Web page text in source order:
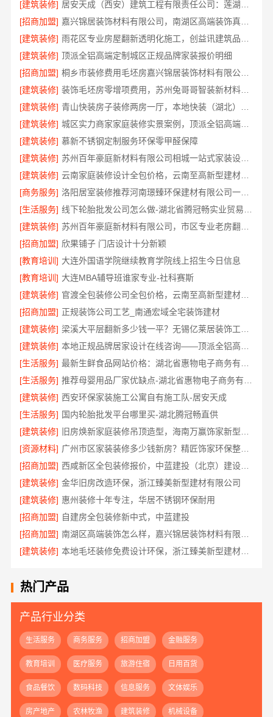
[建筑装修]
[招商加盟]
嘉兴锦居装饰材料有限公司，南湖区高端装饰真实评测
[建筑装修]
[建筑装修] 顶派全铝高端定制城区正规品牌家装报价明细
[招商加盟]
桐乡市装修费用毛坯房嘉兴锦居装饰材料有限公司闭口合同透明报价
[建筑装修]
装饰毛坯房零增项费用，苏州兔哥哥智装新材料透明预算无套路
[建筑装修]
[建筑装修]
城区实力商家家庭装修实景案例，顶派全铝高端定制
[建筑装修] 慕新不锈钢定制服务环保零甲醛保障
[建筑装修]
苏州百年豪庭新材料有限公司相城一站式家装设计价
[建筑装修]
云南家庭装修设计全包价格，云南至高新型建材有限公司
[商务服务]
洛阳居室装修推荐河南璟臻环保建材有限公司一站式服务
[生活服务]
[建筑装修]
[招商加盟] 欣果铺子 门店设计十分新颖
[教育培训] 大连外国语学院继续教育学院线上招生今日信息
[教育培训] 大连MBA辅导班谁家专业-社科赛斯
[建筑装修]
官渡全包装修公司全包价格，云南至高新型建材有限公司
[招商加盟] 正规装饰公司工艺_南通宏域全宅装饰建材
[建筑装修]
[建筑装修]
[生活服务]
[生活服务]
[建筑装修] 西安环保家装施工公寓自有施工队-居安天成
[生活服务] 国内轮胎批发平台哪里买-湖北腾冠畅直供
[建筑装修]
[资源材料]
广州市区家装装修多少钱新房？精匠饰家环保整装方案
[招商加盟]
西咸新区全包装修报价，中蓝建投（北京）建设有限公司武功分公司透明
[建筑装修] 金华旧房改造环保，浙江臻美新型建材有限公司
[建筑装修] 惠州装修十年专注，华居不锈钢环保耐用
[招商加盟] 自建房全包装修新中式，中蓝建投
[招商加盟]
[建筑装修]
本地毛坯装修免费设计环保，浙江臻美新型建材有限公司绿色家装
热门产品
产品行业分类
生活服务 商务服务 招商加盟 金融服务
教育培训 医疗服务 旅游住宿 日用百货
食品餐饮 数码科技 信息服务 文体娱乐
房产地产 农林牧渔 建筑装修 机械设备